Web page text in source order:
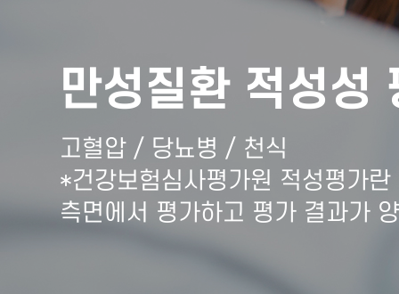
만성질환 적성성
고혈압 / 당뇨병 / 천식
*건강보험심사평가원 적성평가
측면에서 평가하고 평가 결과가